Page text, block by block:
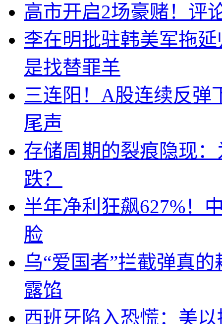
高市开启2场豪赌！评
李在明批驻韩美军拖
是找替罪羊
三连阳！A股连续反弹
尾声
存储周期的裂痕隐现
跌？
半年净利狂飙627%！
脸
乌“爱国者”拦截弹真
露馅
西班牙陷入恐慌：美